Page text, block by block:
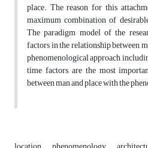
place. The reason for this
maximum combination of
The paradigm model of the
factors in the relationship between
phenomenological approach,
time factors, are the most
between man and place with the